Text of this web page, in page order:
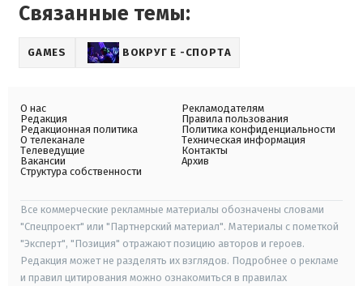
Связанные темы:
GAMES ВОКРУГ Е -СПОРТА
О нас
Редакция
Редакционная политика
О телеканале
Телеведущие
Вакансии
Структура собственности
Рекламодателям
Правила пользования
Политика конфиденциальности
Техническая информация
Контакты
Архив
Все коммерческие рекламные материалы обозначены словами
"Спецпроект" или "Партнерский материал". Материалы с пометкой
"Эксперт", "Позиция" отражают позицию авторов и героев.
Редакция может не разделять их взглядов. Подробнее о рекламе
и правил цитирования можно ознакомиться в правилах